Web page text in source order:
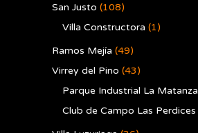
San Justo (108)
Villa Constructora (1)
Ramos Mejía (49)
Virrey del Pino (43)
Parque Industrial La Matanza
Club de Campo Las Perdices